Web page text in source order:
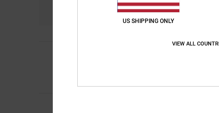
4.3
US SHIPPING ONLY
VIEW ALL